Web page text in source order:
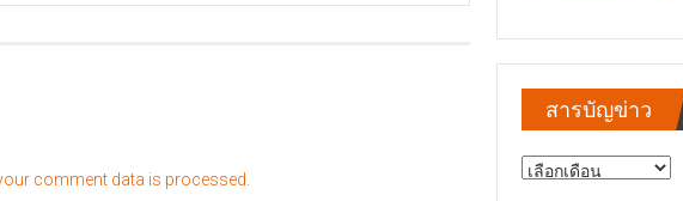
comment data is processed.
สารบัญข่าว
สารบัญ